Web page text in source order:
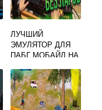
ЛУЧШИЙ
ЭМУЛЯТОР ДЛЯ
ПАБГ МОБАЙЛ НА